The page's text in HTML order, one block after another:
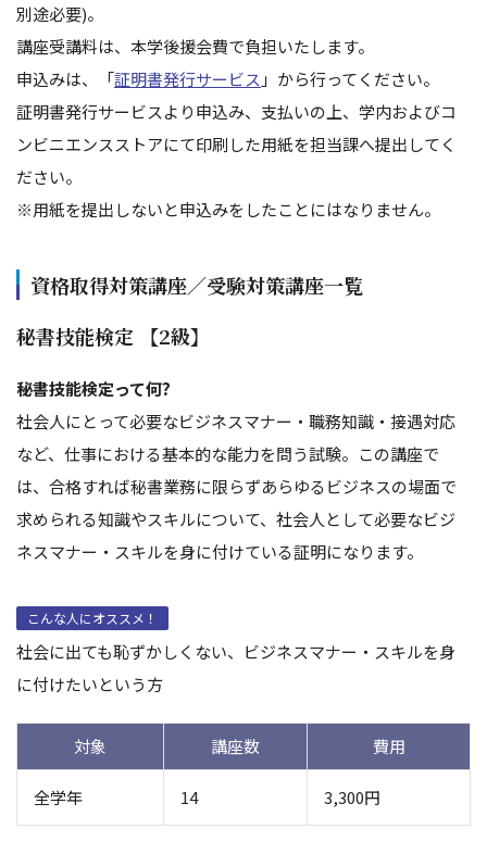
別途必要)。
講座受講料は、本学後援会費で負担いたします。
申込みは、「証明書発行サービス 」から行ってください。
証明書発行サービスより申込み、支払いの上、学内およびコ
ンビニエンスストアにて印刷した用紙を担当課へ提出してく
ださい。
※用紙を提出しないと申込みをしたことにはなりません。
資格取得対策講座／受験対策講座一覧
秘書技能検定 【2級】
秘書技能検定って何?
社会人にとって必要なビジネスマナー・職務知識・接遇対応
など、仕事における基本的な能力を問う試験。この講座で
は、合格すれば秘書業務に限らずあらゆるビジネスの場面で
求められる知識やスキルについて、社会人として必要なビジ
ネスマナー・スキルを身に付けている証明になります。
こんな人にオススメ！
社会に出ても恥ずかしくない、ビジネスマナー・スキルを身
に付けたいという方
対象 講座数 費用
全学年 14 3,300円